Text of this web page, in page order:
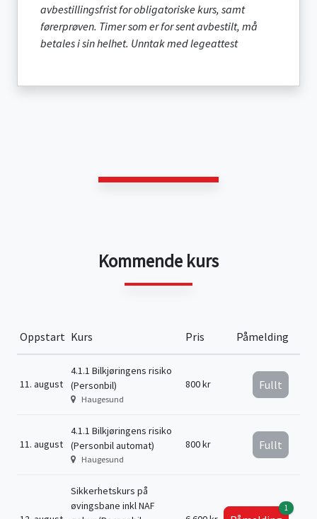
avbestillingsfrist for obligatoriske kurs, samt
førerprøven. Timer som er for sent avbestilt, må
betales i sin helhet. Unntak med legeattest
Kommende kurs
Oppstart Kurs Pris Påmelding
11. august
4.1.1 Bilkjøringens risiko
(Personbil)
Haugesund
800 kr Fullt
11. august
4.1.1 Bilkjøringens risiko
(Personbil automat)
Haugesund
800 kr Fullt
Sikkerhetskurs på
øvingsbane inkl NAF
1